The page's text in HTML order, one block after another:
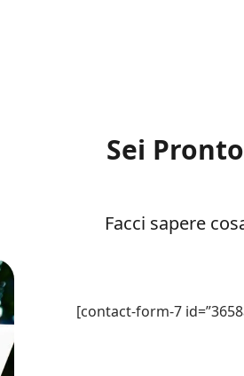
Sei
Facci sapere
[contact-form-7